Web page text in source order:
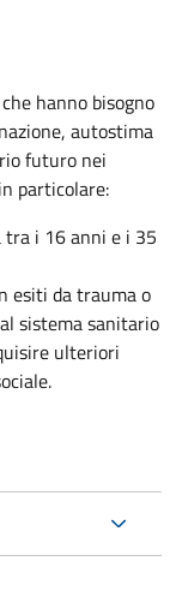
hanno bisogno
autostima
futuro nei
particolare:
tra i 16 anni e i 35
esiti da trauma o
sistema sanitario
ulteriori